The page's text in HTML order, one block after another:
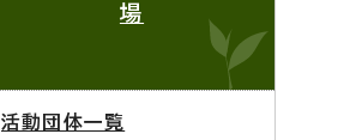
場
活動団体一覧